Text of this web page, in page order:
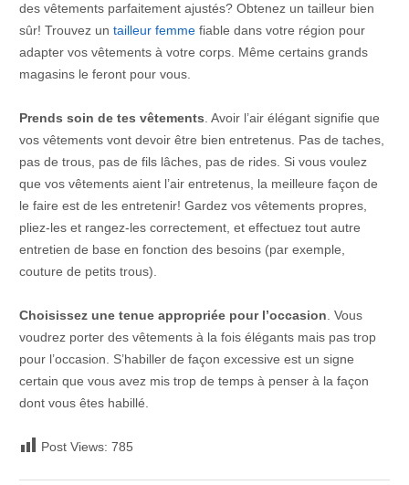
des vêtements parfaitement ajustés? Obtenez un tailleur bien
sûr! Trouvez un tailleur femmefiable dans votre région pour
adapter vos vêtements à votre corps. Même certains grands
magasins le feront pour vous.
Prends soin de tes vêtements . Avoir l’air élégant signifie que
vos vêtements vont devoir être bien entretenus. Pas de taches,
pas de trous, pas de fils lâches, pas de rides. Si vous voulez
que vos vêtements aient l’air entretenus, la meilleure façon de
le faire est de les entretenir! Gardez vos vêtements propres,
pliez-les et rangez-les correctement, et effectuez tout autre
entretien de base en fonction des besoins (par exemple,
couture de petits trous).
Choisissez une tenue appropriée pour l’occasion . Vous
voudrez porter des vêtements à la fois élégants mais pas trop
pour l’occasion. S’habiller de façon excessive est un signe
certain que vous avez mis trop de temps à penser à la façon
dont vous êtes habillé.
Post Views: 785